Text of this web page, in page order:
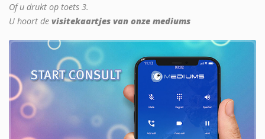
Of u drukt op toets 3.
U hoort de visitekaartjes van onze mediums